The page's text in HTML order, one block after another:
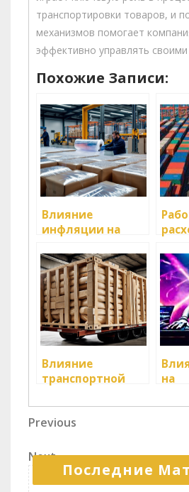
транспортировки товаров, и
механизмов помогает
эффективно управлять своими
Похожие Записи:
Влияние
инфляции на
сектор
как
Влияние
транспортной
развитие
логистических
на
Навигация
по
записям
Previous
Previous
Next
Post
Next
Последние